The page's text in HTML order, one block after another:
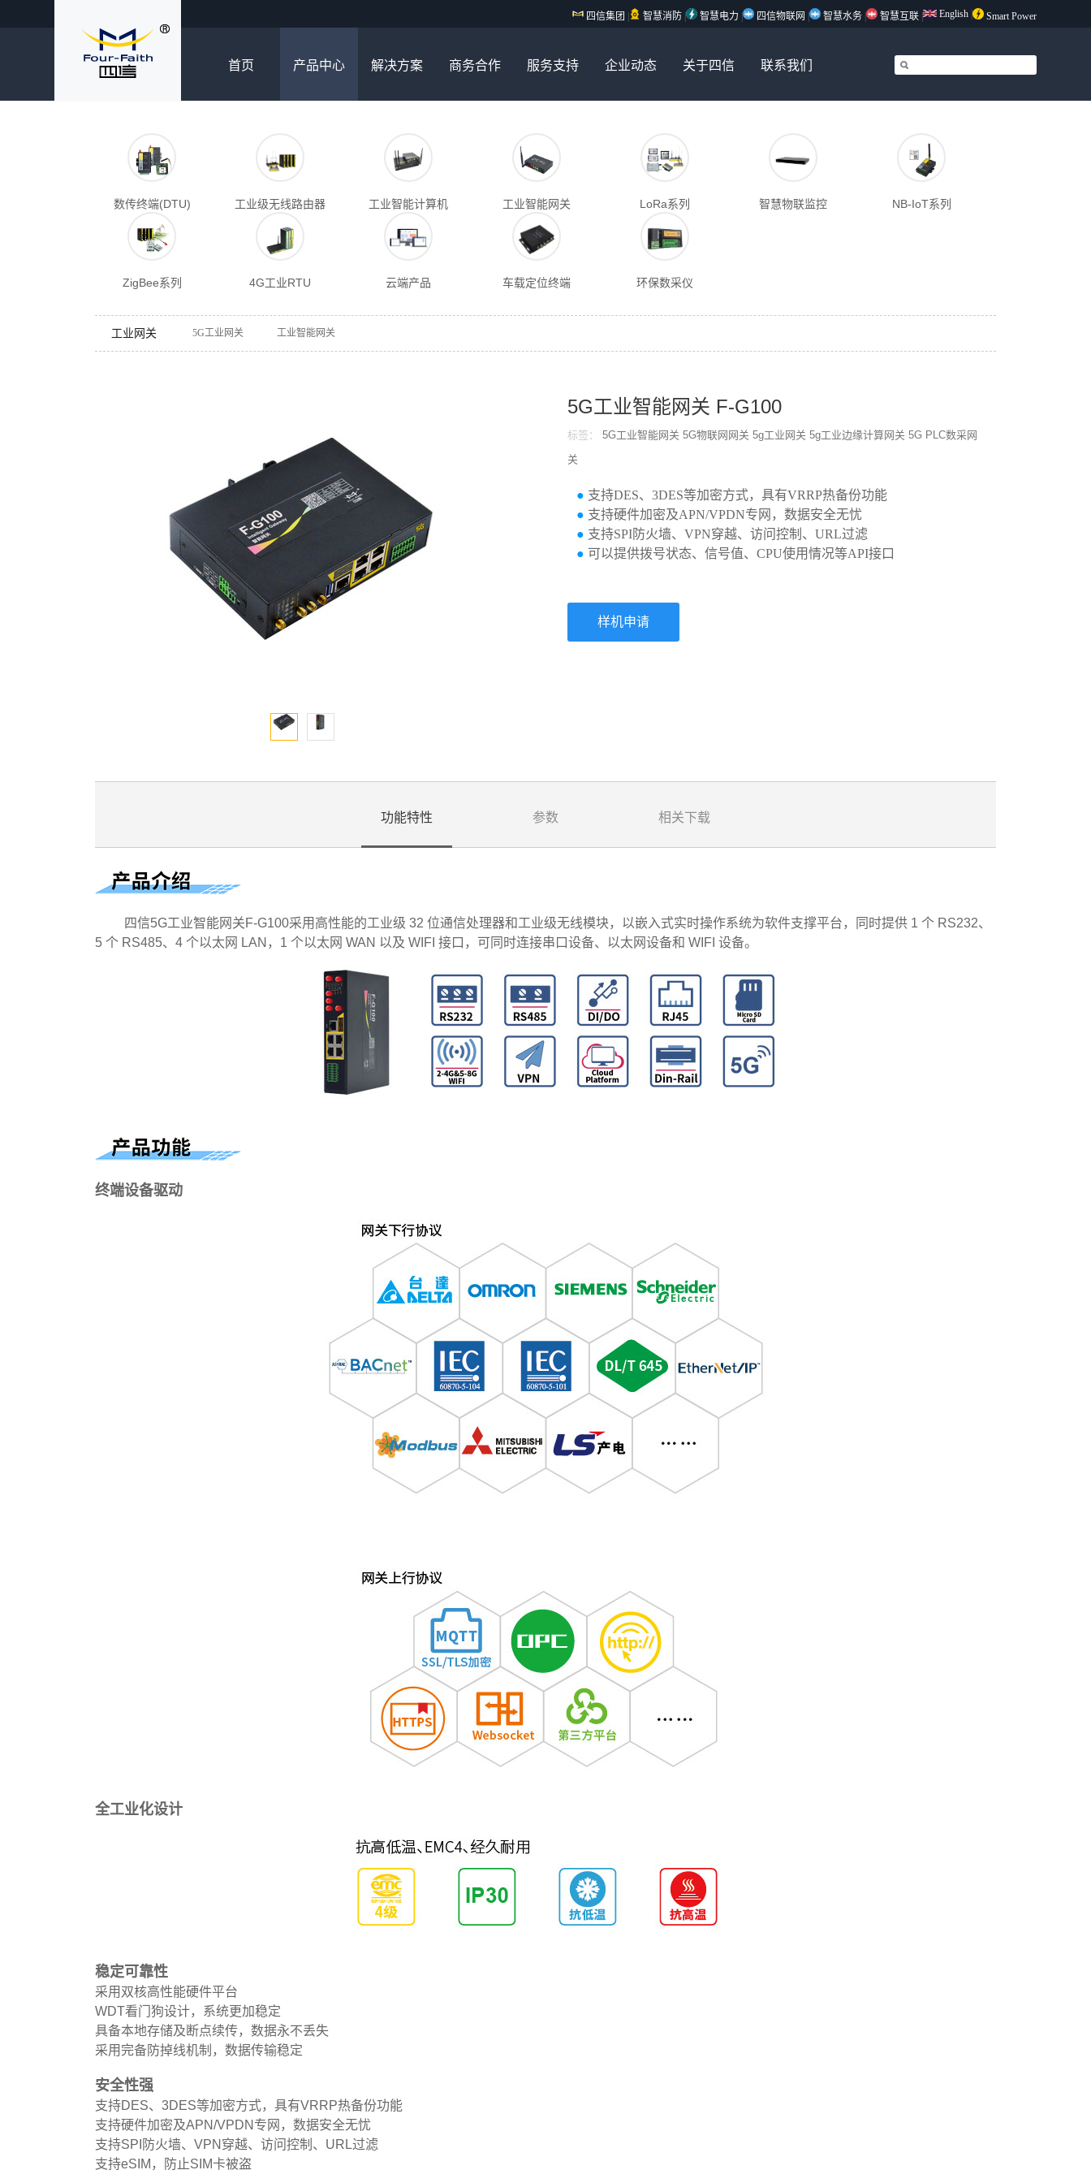
Smart Power
English
智慧互联
智慧水务
四信物联网
智慧电力
智慧消防
四信集团
首页 产品中心 解决方案 商务合作 服务支持 企业动态 关于四信 联系我们
数传终端(DTU) 工业级无线路由器 工业智能计算机 工业智能网关 LoRa系列 智慧物联监控 NB-IoT系列
ZigBee系列 4G工业RTU 云端产品 车载定位终端 环保数采仪
工业网关 5G工业网关 工业智能网关
5G工业智能网关 F-G100
标签： 5G工业智能网关 5G物联网网关 5g工业网关 5g工业边缘计算网关 5G PLC数采网
关
● 支持DES、3DES等加密方式，具有VRRP热备份功能
● 支持硬件加密及APN/VPDN专网，数据安全无忧
● 支持SPI防火墙、VPN穿越、访问控制、URL过滤
● 可以提供拨号状态、信号值、CPU使用情况等API接口
样机申请
功能特性 参数 相关下载
四信5G工业智能网关F-G100采用高性能的工业级 32 位通信处理器和工业级无线模块，以嵌入式实时操作系统为软件支撑平台，同时提供 1 个 RS232、
5 个 RS485、4 个以太网 LAN，1 个以太网 WAN 以及 WIFI 接口，可同时连接串口设备、以太网设备和 WIFI 设备。
终端设备驱动
全工业化设计
稳定可靠性
采用双核高性能硬件平台
WDT看门狗设计，系统更加稳定
具备本地存储及断点续传，数据永不丢失
采用完备防掉线机制，数据传输稳定
安全性强
支持DES、3DES等加密方式，具有VRRP热备份功能
支持硬件加密及APN/VPDN专网，数据安全无忧
支持SPI防火墙、VPN穿越、访问控制、URL过滤
支持eSIM，防止SIM卡被盗